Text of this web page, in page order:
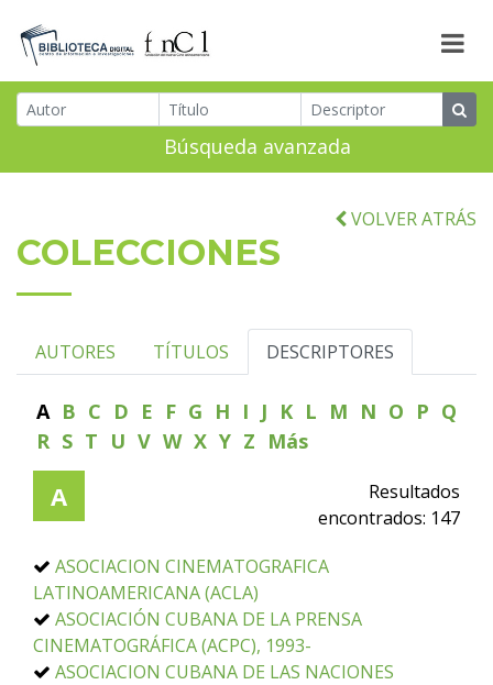
Búsqueda avanzada
VOLVER ATRÁS
COLECCIONES
AUTORES TÍTULOS DESCRIPTORES
A B C D E F G H I J K L M N O P Q
R S T U V W X Y Z Más
A
Resultados
encontrados: 147
ASOCIACION CINEMATOGRAFICA
LATINOAMERICANA (ACLA)
ASOCIACIÓN CUBANA DE LA PRENSA
CINEMATOGRÁFICA (ACPC), 1993-
ASOCIACION CUBANA DE LAS NACIONES